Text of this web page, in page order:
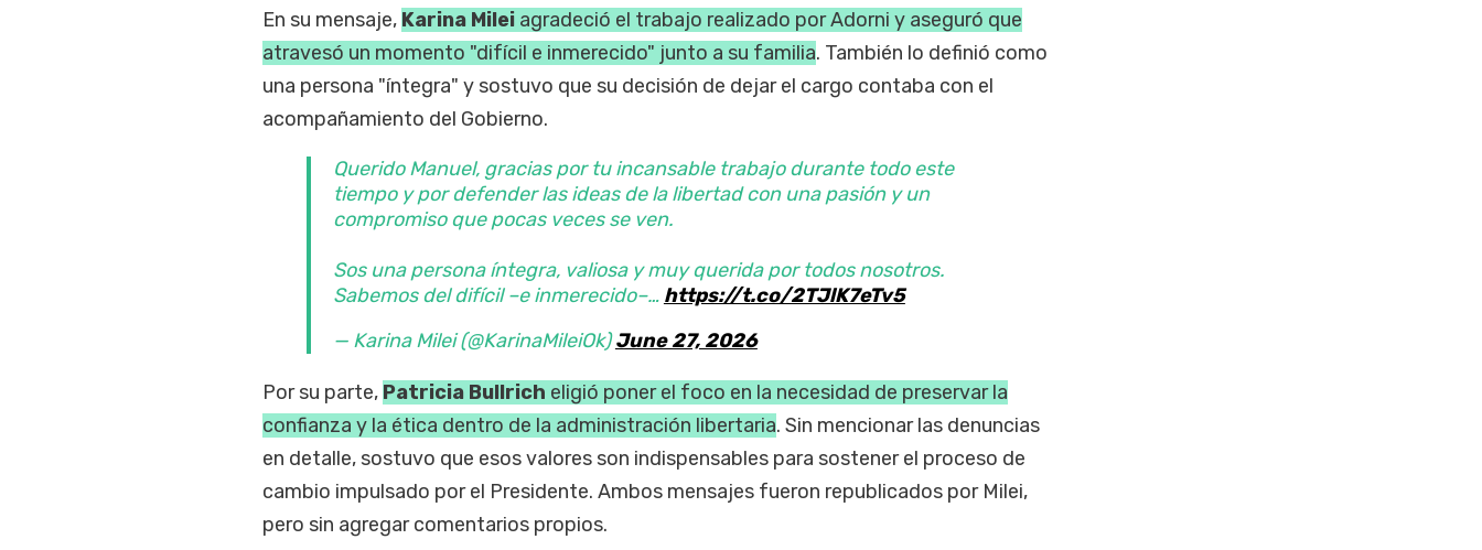
En su mensaje, Karina Mileiagradeció el trabajo realizado por Adorni y aseguró que
atravesó un momento "difícil e inmerecido" junto a su familia. También lo definió como
una persona "íntegra" y sostuvo que su decisión de dejar el cargo contaba con el
acompañamiento del Gobierno.
Querido Manuel, gracias por tu incansable trabajo durante todo este
tiempo y por defender las ideas de la libertad con una pasión y un
compromiso que pocas veces se ven.
Sos una persona íntegra, valiosa y muy querida por todos nosotros.
Sabemos del difícil –e inmerecido–… https://t.co/2TJlK7eTv5
— Karina Milei (@KarinaMileiOk)June 27, 2026
Por su parte, Patricia Bullrich eligió poner el foco en la necesidad de preservar la
confianza y la ética dentro de la administración libertaria. Sin mencionar las denuncias
en detalle, sostuvo que esos valores son indispensables para sostener el proceso de
cambio impulsado por el Presidente. Ambos mensajes fueron republicados por Milei,
pero sin agregar comentarios propios.